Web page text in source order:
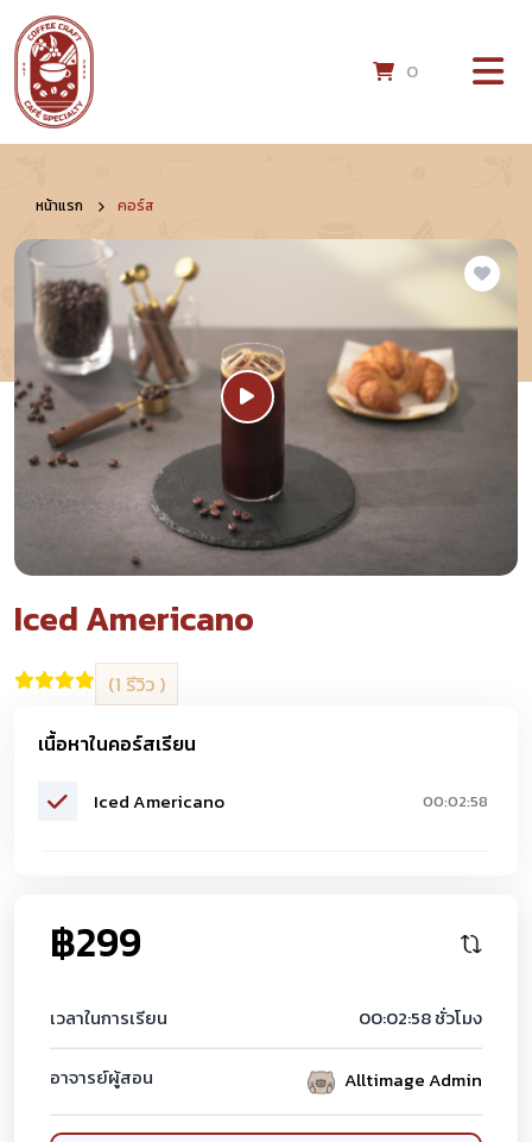
0
หน้าแรก คอร์ส
Iced Americano
(1 รีวิว )
เนื้อหาในคอร์สเรียน
Iced Americano 00:02:58
฿299
เวลาในการเรียน 00:02:58 ชั่วโมง
อาจารย์ผู้สอน Alltimage Admin